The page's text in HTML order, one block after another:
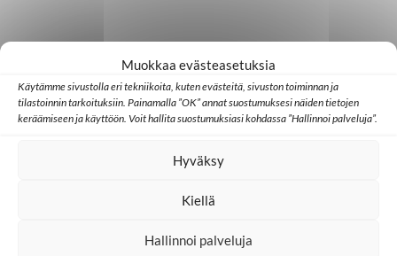
Muokkaa evästeasetuksia
Käytämme sivustolla eri tekniikoita, kuten evästeitä, sivuston toiminnan ja
tilastoinnin tarkoituksiin. Painamalla ”OK” annat suostumuksesi näiden tietojen
keräämiseen ja käyttöön. Voit hallita suostumuksiasi kohdassa ”Hallinnoi palveluja”.
Hyväksy
Kiellä
Hallinnoi palveluja